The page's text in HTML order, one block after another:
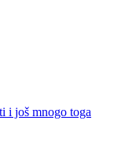
i još mnogo toga